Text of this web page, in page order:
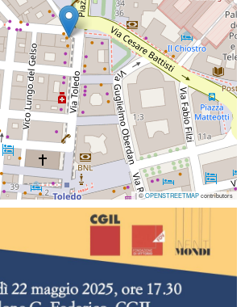
| ©OPENSTREETMAPcontributors